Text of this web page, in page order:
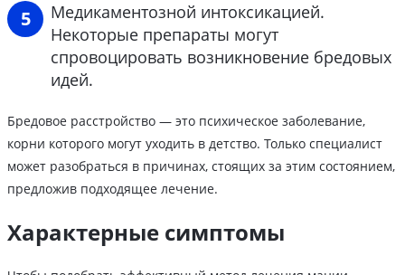
Медикаментозной интоксикацией.
Некоторые препараты могут
спровоцировать возникновение бредовых
идей.
Бредовое расстройство — это психическое заболевание,
корни которого могут уходить в детство. Только специалист
может разобраться в причинах, стоящих за этим состоянием,
предложив подходящее лечение.
Характерные симптомы